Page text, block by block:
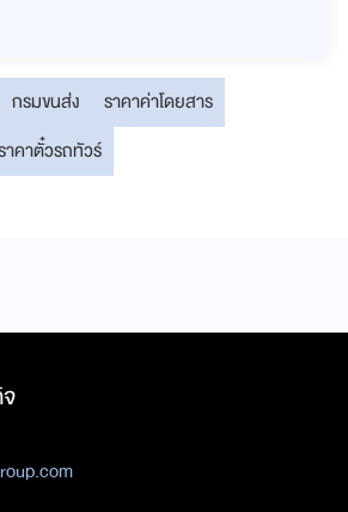
กรมขนส่ง
ราคาค่าโดยสาร
าคาตั๋วรถทัวร์